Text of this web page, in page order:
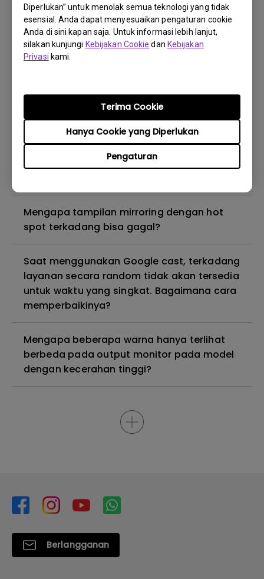
Diperlukan” untuk menolak semua teknologi yang tidak
esensial. Anda dapat menyesuaikan pengaturan cookie
Anda di sini kapan saja. Untuk informasi lebih lanjut,
silakan kunjungi Kebijakan Cookie dan Kebijakan
Privasi kami.
Pengaturan
Hanya Cookie yang Diperlukan
Terima Cookie
Saat saya menghubungkan proyektor
dengan speaker Bluetooth, ada masalah
sinkronisasi bibir. Bagaimana saya bisa
memperbaikinya?
Bagaimana cara upgrade firmware android
secara manual pada smart projector ?
Apakah proyektor BenQ mendukung
speaker atau headphone Bluetooth True
Mengapa tampilan mirroring dengan hot
spot terkadang bisa gagal?
Saat menggunakan Google cast, terkadang
layanan secara random tidak akan tersedia
untuk waktu yang singkat. Bagaimana cara
memperbaikinya?
Mengapa beberapa warna hanya terlihat
berbeda pada output monitor pada model
dengan kecerahan tinggi?
Berlangganan